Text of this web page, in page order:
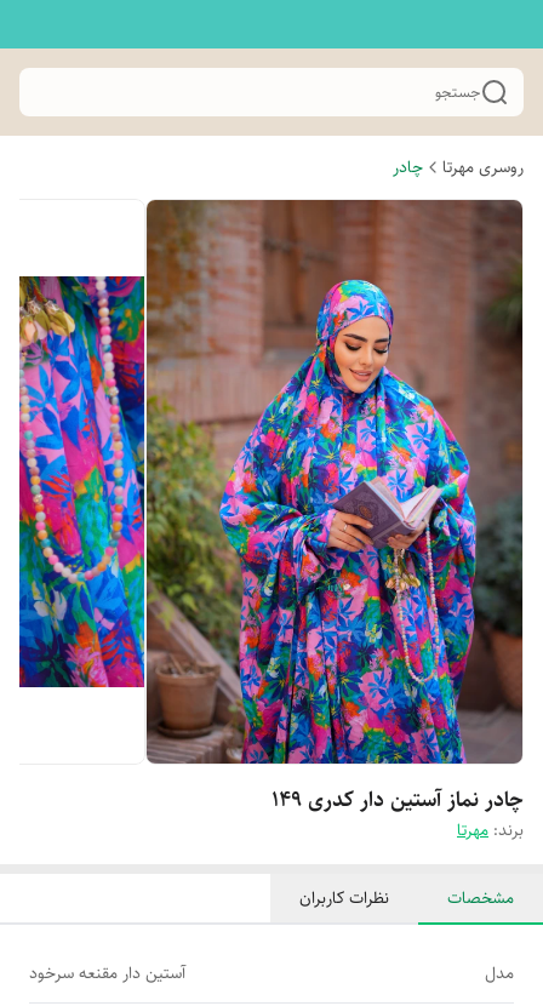
جستجو
روسری مهرتا چادر
چادر نماز آستین دار کدری 149
برند: مهرتا
مشخصات نظرات کاربران
مدل آستین دار مقنعه سرخود